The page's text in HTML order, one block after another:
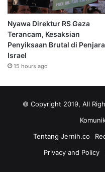
Nyawa Direktur RS Gaza
Terancam, Kesaksian
Penyiksaan Brutal di Penjara
Israel
15 hours ago
© Copyright 2019, All
Tentang Jernih.co
Privacy and Policy